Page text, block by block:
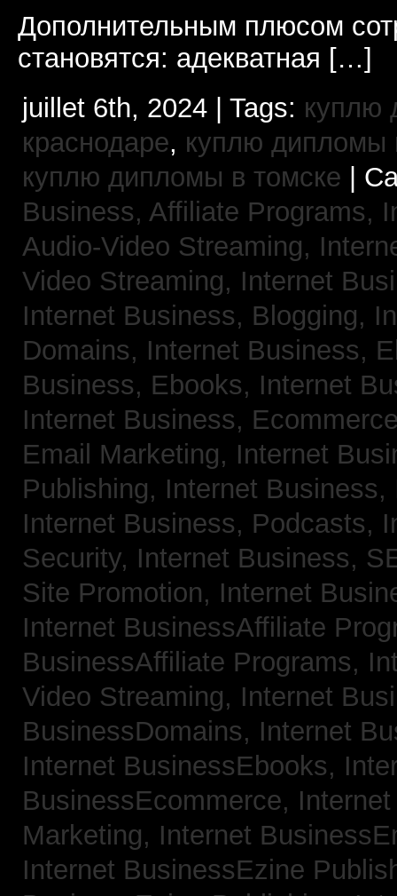
Дополнительным плюсом
становятся: адекватная […]
juillet 6th, 2024 | Tags: куплю
краснодаре, куплю дипломы
куплю дипломы в томске |
Business, Affiliate Programs,
Audio-Video Streaming,
Video Streaming, Internet
Internet Business, Blogging,
Domains, Internet Business,
Business, Ebooks, Internet
Internet Business,
Email Marketing, Internet
Publishing, Internet
Internet Business, Podcasts,
Security, Internet Business,
Site Promotion, Internet
Internet BusinessAffiliate
BusinessAffiliate Programs,
Video Streaming, Internet
BusinessDomains, Internet
Internet BusinessEbooks,
BusinessEcommerce,
Marketing, Internet
Internet BusinessEzine